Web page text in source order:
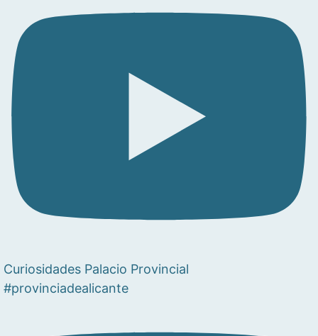
Curiosidades Palacio Provincial
#provinciadealicante